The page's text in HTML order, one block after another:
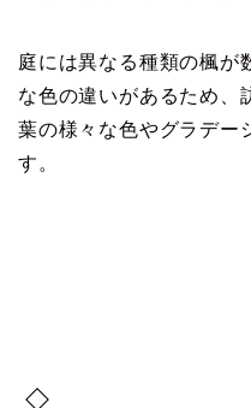
庭には異なる種類の楓が
な色の違いがあるため、
葉の様々な色やグラデー
す。